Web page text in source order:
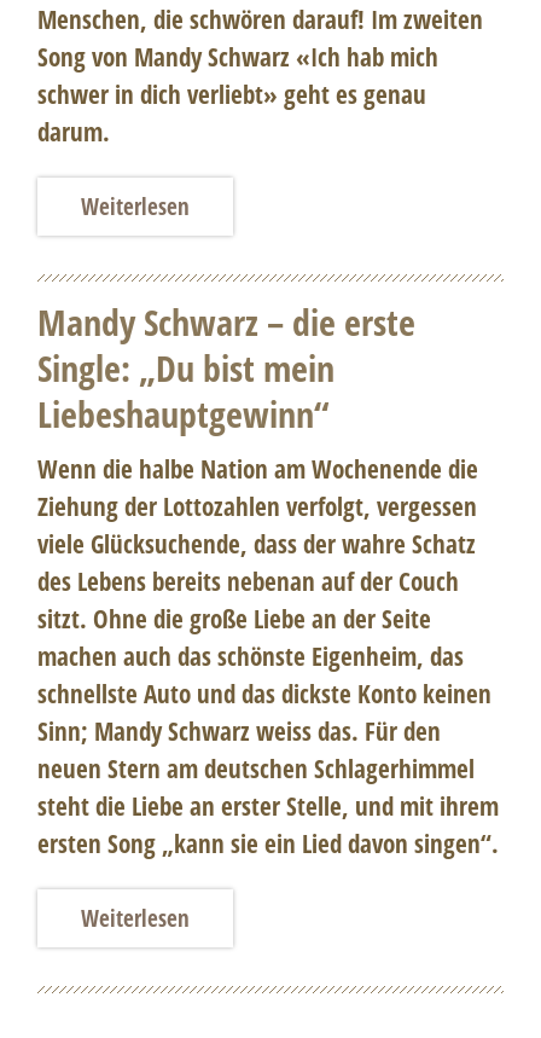
Menschen, die schwören darauf! Im zweiten
Song von Mandy Schwarz «Ich hab mich
schwer in dich verliebt» geht es genau
darum.
Weiterlesen
Mandy Schwarz – die erste
Single: „Du bist mein
Liebeshauptgewinn“
Wenn die halbe Nation am Wochenende die
Ziehung der Lottozahlen verfolgt, vergessen
viele Glücksuchende, dass der wahre Schatz
des Lebens bereits nebenan auf der Couch
sitzt. Ohne die große Liebe an der Seite
machen auch das schönste Eigenheim, das
schnellste Auto und das dickste Konto keinen
Sinn; Mandy Schwarz weiss das. Für den
neuen Stern am deutschen Schlagerhimmel
steht die Liebe an erster Stelle, und mit ihrem
ersten Song „kann sie ein Lied davon singen“.
Weiterlesen